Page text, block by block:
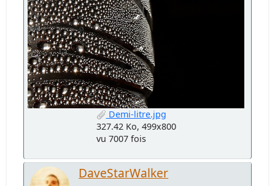
Demi-litre.jpg
327.42 Ko, 499x800
vu 7007 fois
DaveStarWalker